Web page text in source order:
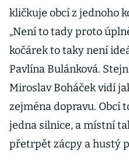
kličkuje obcí z jednoho
„Není to tady proto
kočárek to taky není
Pavlína Bulánková.
Miroslav Boháček vidí
zejména dopravu. Obcí
jedna silnice, a místní
přetrpět zácpy a hustý